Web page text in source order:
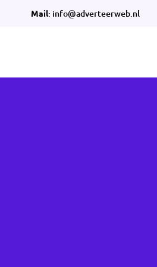
Mail: info@adverteerweb.nl